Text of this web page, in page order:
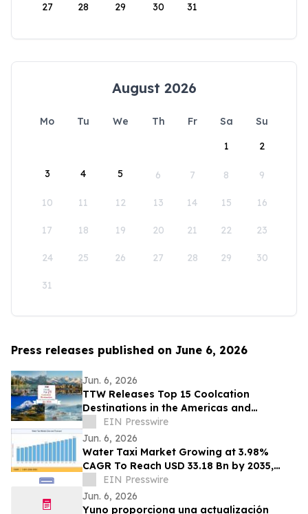
27 28 29 30 31
August 2026
Mo Tu We Th Fr Sa
Su
1
2
3 4 5 6 7 8 9
10 11 12 13 14 15 16
17 18 19 20 21 22 23
24 25 26 27 28 29 30
31
Press releases published on June 6, 2026
Jun. 6, 2026
TTW Releases Top 15 Coolcation
Destinations in the Americas and
Caribbean for 2026
EIN Presswire
Jun. 6, 2026
Water Taxi Market Growing at 3.98%
CAGR To Reach USD 33.18 Bn by 2035,
Electric Fleets, Tourism Boom, & Transit
Mandates
EIN Presswire
Jun. 6, 2026
Yuno proporciona una actualización